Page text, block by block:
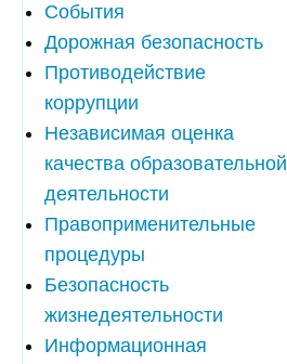
События
Дорожная безопасность
Противодействие
коррупции
Независимая оценка
качества образовательной
деятельности
Правоприменительные
процедуры
Безопасность
жизнедеятельности
Информационная